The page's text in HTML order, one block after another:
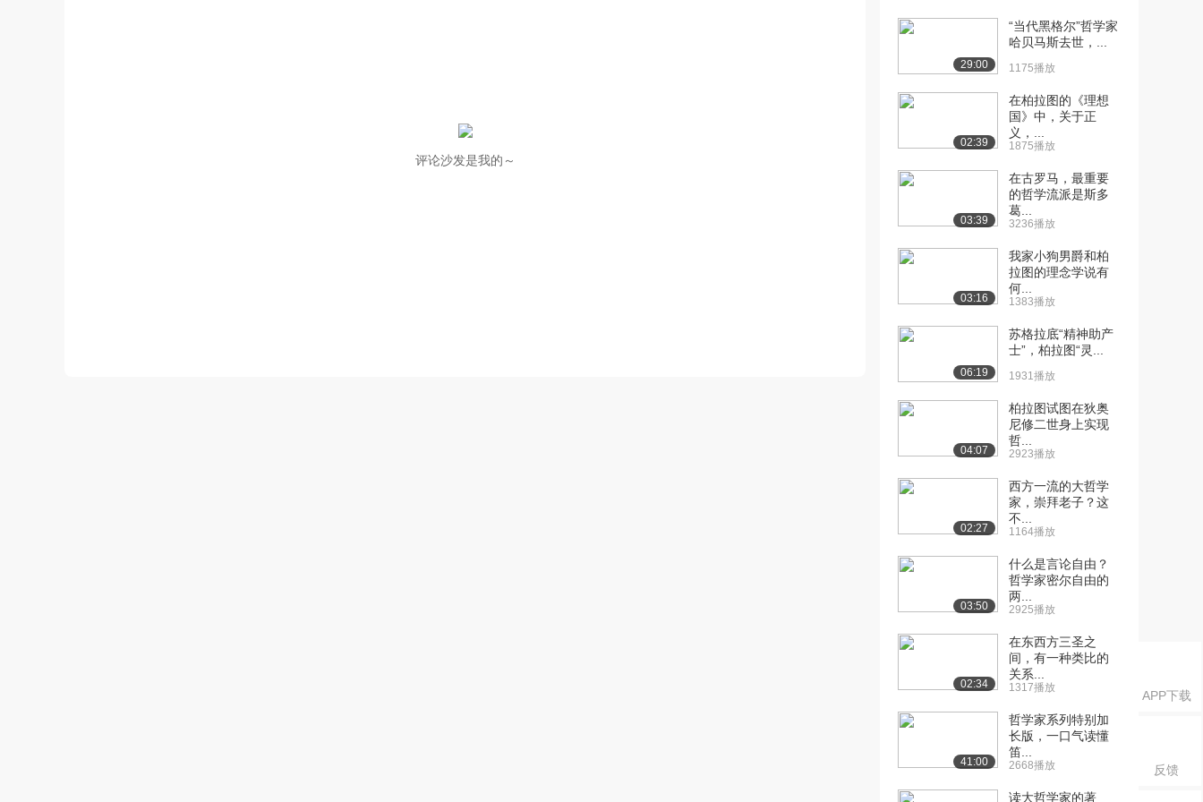
APP下载
反馈
评论沙发是我的～
[10] 哲学家与国王：柏拉
15:46
[11] 哲学家与国王：柏拉
15:55
[12] 哲学家与国王：柏拉
15:42
图的《理想国》I...
图的《理想国》I...
图的《理想国》I...
[16] 哲学家与国王-柏拉图
的《理想国》V...
1834播放
[17] 哲学家与国王-柏拉图
2306播放
[18] 哲学家与国王-柏拉图
1468播放
[19] 混合政体与法治：亚
里士多德的《政治...
1440播放
[20] 混合政体与法治：亚
里士多德的《政治...
16:04
29:00
“当代黑格尔”哲学家
哈贝马斯去世，...
1175播放
02:39
在柏拉图的《理想
国》中，关于正
义，...
1875播放
03:39
在古罗马，最重要
的哲学流派是斯多
葛...
3236播放
03:16
我家小狗男爵和柏
拉图的理念学说有
何...
1383播放
06:19
苏格拉底“精神助产
士”，柏拉图“灵...
1931播放
04:07
柏拉图试图在狄奥
尼修二世身上实现
哲...
2923播放
02:27
西方一流的大哲学
家，崇拜老子？这
不...
1164播放
03:50
什么是言论自由？
哲学家密尔自由的
两...
2925播放
02:34
在东西方三圣之
间，有一种类比的
关系...
1317播放
41:00
哲学家系列特别加
长版，一口气读懂
笛...
2668播放
读大哲学家的著